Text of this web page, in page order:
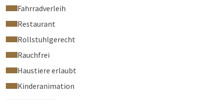
Fahrradverleih
Restaurant
Rollstuhlgerecht
Rauchfrei
Haustiere erlaubt
Kinderanimation